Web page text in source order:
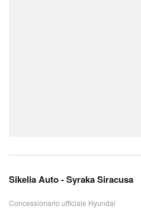
Sikelia Auto - Syraka Siracusa
Concessionario ufficiale Hyundai